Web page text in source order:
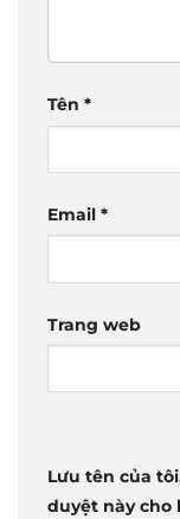
Tên *
Email *
Trang web
Lưu tên của
duyệt này cho